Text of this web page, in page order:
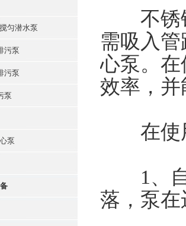
匀潜水泵
污泵
污泵
泵
泵
不锈钢
需吸入
心泵。
效率，
在使用
1、自
落，泵